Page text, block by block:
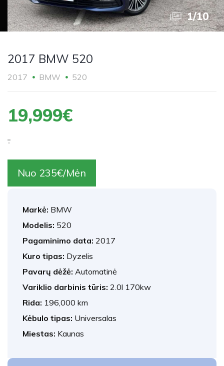
1/10
2017 BMW 520
2017 BMW 520
19,999€
.
Nuo 235€/Mėn
Markė: BMW
Modelis: 520
Pagaminimo data: 2017
Kuro tipas: Dyzelis
Pavarų dėžė: Automatinė
Variklio darbinis tūris: 2.0l 170kw
Rida: 196,000 km
Kėbulo tipas: Universalas
Miestas: Kaunas